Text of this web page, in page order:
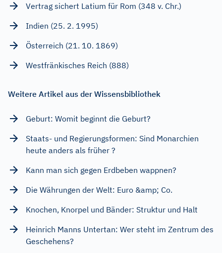
Vertrag sichert Latium für Rom (348 v. Chr.)
Indien (25. 2. 1995)
Österreich (21. 10. 1869)
Westfränkisches Reich (888)
Weitere Artikel aus der Wissensbibliothek
Geburt: Womit beginnt die Geburt?
Staats- und Regierungsformen: Sind Monarchien
heute anders als früher ?
Kann man sich gegen Erdbeben wappnen?
Die Währungen der Welt: Euro &amp; Co.
Knochen, Knorpel und Bänder: Struktur und Halt
Heinrich Manns Untertan: Wer steht im Zentrum des
Geschehens?